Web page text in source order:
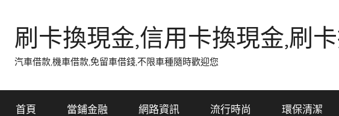
content刷卡換現金,信用卡換現金,刷
汽車借款,機車借款,免留車借錢,不限車種隨時歡迎您
首頁 當鋪金融 網路資訊 流行時尚 環保清潔